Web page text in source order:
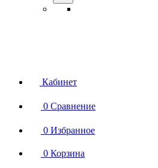
Кабинет
0 Сравнение
0 Избранное
0 Корзина